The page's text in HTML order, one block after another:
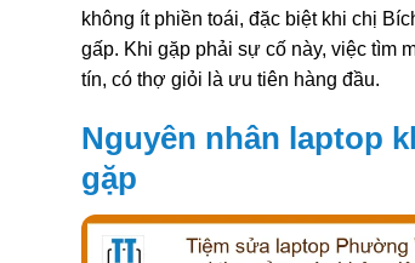
không ít phiền toái, đặc biệt khi chị
gấp. Khi gặp phải sự cố này, việc tìm
tín, có thợ giỏi là ưu tiên hàng đầu.
Nguyên nhân laptop
gặp